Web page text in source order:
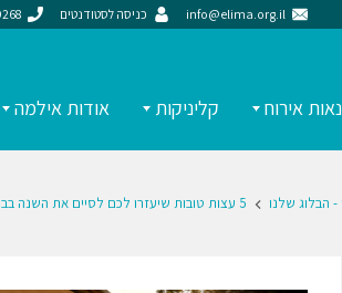
info@elima.org.il כניסה לסטודנטים
אירוח קליניקות אודות אילמה
הבלוג שלנו 5 עצות טובות שיעזרו לכם לסיים את השנה בבריאות גופנית ורגשית